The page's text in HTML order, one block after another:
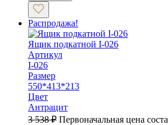
Распродажа!
Ящик подкатной I-026
Артикул
I-026
Размер
550*413*213
Цвет
Антрацит
3 538₽ Первоначальная цена